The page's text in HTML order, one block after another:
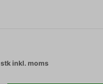
inkl. moms